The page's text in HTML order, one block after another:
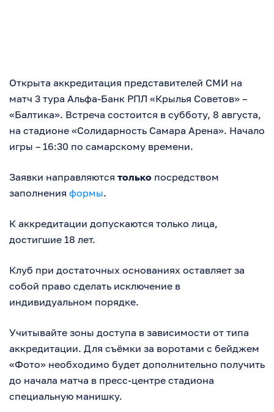
Открыта аккредитация представителей СМИ на
матч 3 тура Альфа-Банк РПЛ «Крылья Советов» –
«Балтика». Встреча состоится в субботу, 8 августа,
на стадионе «Солидарность Самара Арена». Начало
игры – 16:30 по самарскому времени.
Заявки направляются только посредством
заполнения формы.
К аккредитации допускаются только лица,
достигшие 18 лет.
Клуб при достаточных основаниях оставляет за
собой право сделать исключение в
индивидуальном порядке.
Учитывайте зоны доступа в зависимости от типа
аккредитации. Для съёмки за воротами с бейджем
«Фото» необходимо будет дополнительно получить
до начала матча в пресс-центре стадиона
специальную манишку.